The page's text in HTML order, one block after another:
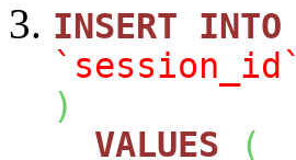
INSERT
INTO
`session_id`
)
VALUES
(